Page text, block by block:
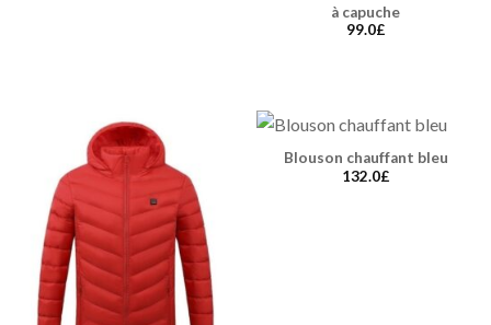
à capuche
99.0£
Blouson chauffant bleu
132.0£